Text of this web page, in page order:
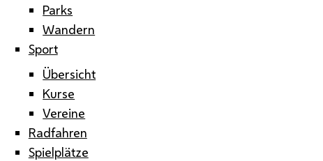
Parks
Wandern
Sport
Übersicht
Kurse
Vereine
Radfahren
Spielplätze